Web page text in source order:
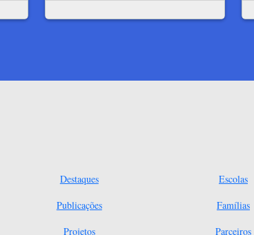
Destaques
Publicações
Projetos
Escolas
Famílias
Parceiros